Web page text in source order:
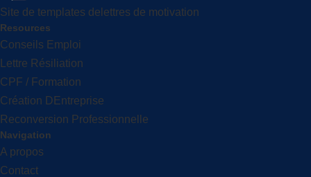
Site de templates delettres de motivation
Resources
Conseils Emploi
Lettre Résiliation
CPF / Formation
Création DEntreprise
Reconversion Professionnelle
Navigation
A propos
Contact